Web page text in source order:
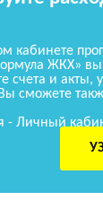
кабинете
ЖКХ» вы
счета и акты,
сможете
- Личный